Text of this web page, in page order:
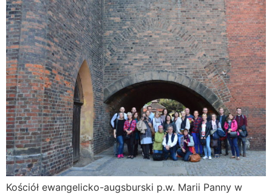
Kościół ewangelicko-augsburski p.w. Marii Panny w